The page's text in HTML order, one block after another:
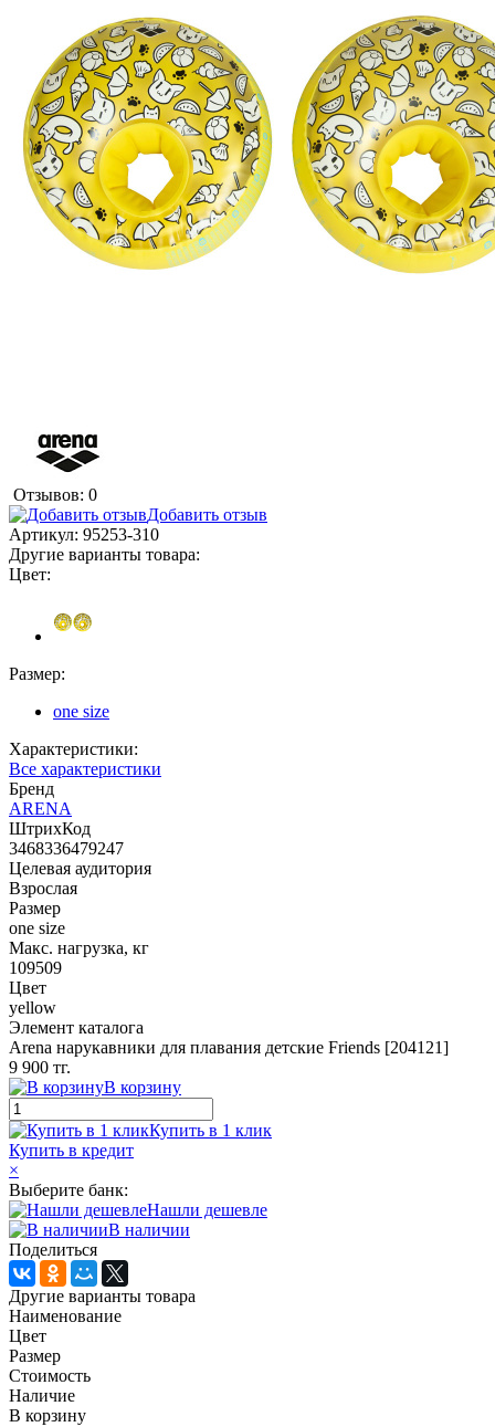
Отзывов: 0
Добавить отзыв
Артикул: 95253-310
Другие варианты товара:
Цвет:
Размер:
one size
Характеристики:
Все характеристики
Бренд
ARENA
ШтрихКод
3468336479247
Целевая аудитория
Взрослая
Размер
one size
Макс. нагрузка, кг
109509
Цвет
yellow
Элемент каталога
Arena нарукавники для плавания детские Friends [204121]
9 900 тг.
В корзину
Купить в 1 клик
Купить в кредит
×
Выберите банк:
Нашли дешевле
В наличии
Поделиться
Другие варианты товара
Наименование
Цвет
Размер
Стоимость
Наличие
В корзину